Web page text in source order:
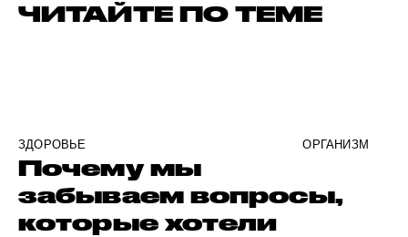
ЧИТАЙТЕ ПО ТЕМЕ
ЗДОРОВЬЕ ОРГАНИЗМ
Почему мы
забываем вопросы,
которые хотели